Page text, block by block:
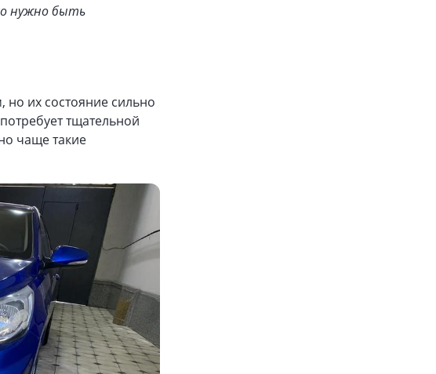
нужно быть
но их состояние сильно
тщательной
чаще такие